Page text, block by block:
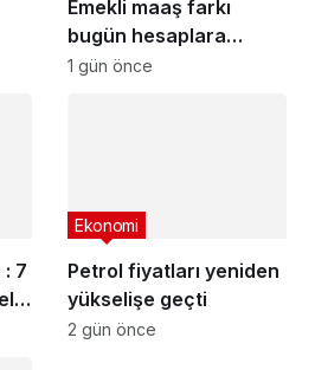
Emekli maaş farkı
bugün hesaplara
yatıyor
1 gün önce
7
Petrol fiyatları yeniden
yükselişe geçti
Ekonomi
2 gün önce